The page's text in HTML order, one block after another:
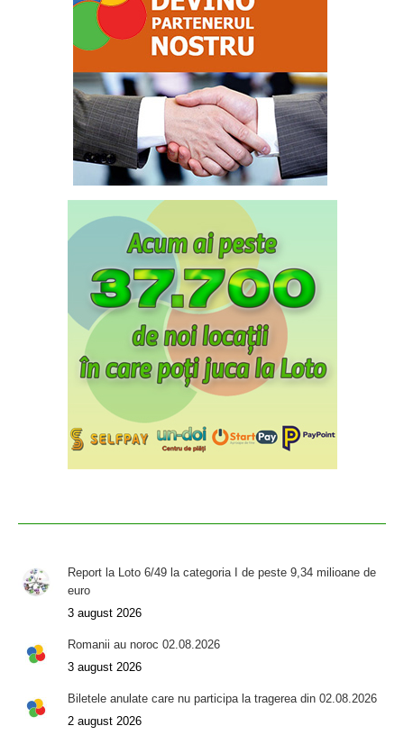
Report la Loto 6/49 la categoria I de peste 9,34 milioane de
euro
3 august 2026
Romanii au noroc 02.08.2026
3 august 2026
Biletele anulate care nu participa la tragerea din 02.08.2026
2 august 2026